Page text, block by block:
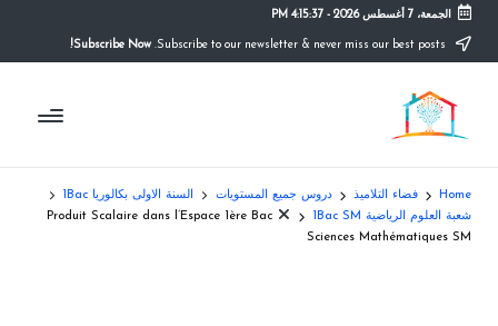
content
الجمعة، 7 أغسطس 2026 -
4:15:37 PM
Subscribe Now!
م
و
ق
ع
التعليم
الصريح
Home فضاء التلاميذ دروس جميع المستويات
السنة الاولى بكالوريا 1Bac
شعبة العلوم الرياضية 1Bac SM
Produit Scalaire dans l’Espace 1ère Bac
Sciences Mathématiques SM